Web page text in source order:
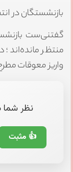
بازنشستگان در
گفتنی‌ست
منتظر
واریز معوقات
نظر شما
👍 مثبت